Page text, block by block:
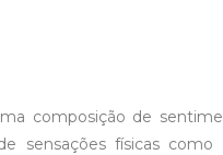
composição de
sensações físicas